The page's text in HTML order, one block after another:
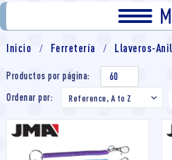
Inicio Ferretería Llaveros-
Productos por página:
60
Ordenar por:
Reference, A to Z 